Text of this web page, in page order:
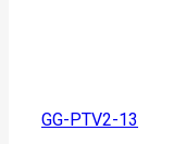
GG-PTV2-13